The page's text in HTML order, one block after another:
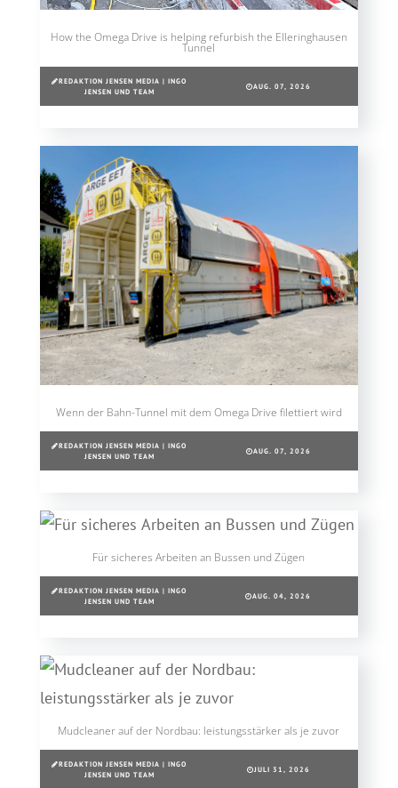
How the Omega Drive is helping refurbish the Elleringhausen
Tunnel
REDAKTION JENSEN MEDIA | INGO
JENSEN UND TEAM
AUG. 07, 2026
Wenn der Bahn-Tunnel mit dem Omega Drive filettiert wird
REDAKTION JENSEN MEDIA | INGO
JENSEN UND TEAM
AUG. 07, 2026
Für sicheres Arbeiten an Bussen und Zügen
REDAKTION JENSEN MEDIA | INGO
JENSEN UND TEAM
AUG. 04, 2026
Mudcleaner auf der Nordbau: leistungsstärker als je zuvor
REDAKTION JENSEN MEDIA | INGO
JENSEN UND TEAM
JULI 31, 2026